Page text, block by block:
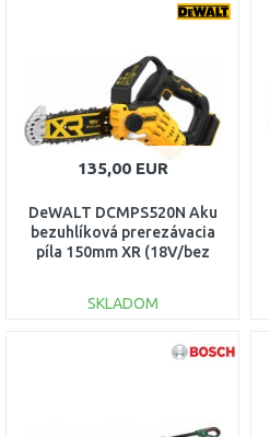
DO KOŠÍKA
135,00 EUR
DeWALT DCMPS520N Aku
bezuhlíková prerezávacia
píla 150mm XR (18V/bez
SKLADOM
DO KOŠÍKA